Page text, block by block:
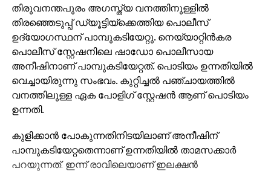
തിരുവനന്തപുരം അഗസ്ത്യ വനത്തിനുള്ളിൽ
തിരഞ്ഞെടുപ്പ് ഡ്യൂട്ടിയ്ക്കെത്തിയ പൊലീസ്
ഉദ്യോഗസ്ഥന് പാമ്പുകടിയേറ്റു. നെയ്യാറ്റിൻകര
പൊലീസ് സ്റ്റേഷനിലെ ഷാഡോ പൊലീസായ
അനീഷിനാണ് പാമ്പുകടിയേറ്റത്. പൊടിയം ഉന്നതിയിൽ
വെച്ചായിരുന്നു സംഭവം. കുറ്റിച്ചൽ പഞ്ചായത്തിൽ
വനത്തിലുള്ള ഏക പോളിഗ് സ്റ്റേഷൻ ആണ് പൊടിയം
ഉന്നതി.
കുളിക്കാൻ പോകുന്നതിനിടയിലാണ് അനീഷിന്
പാമ്പുകടിയേറ്റതെന്നാണ് ഉന്നതിയിൽ താമസക്കാർ
പറയുന്നത്. ഇന്ന് രാവിലെയാണ് ഇലക്ഷൻ